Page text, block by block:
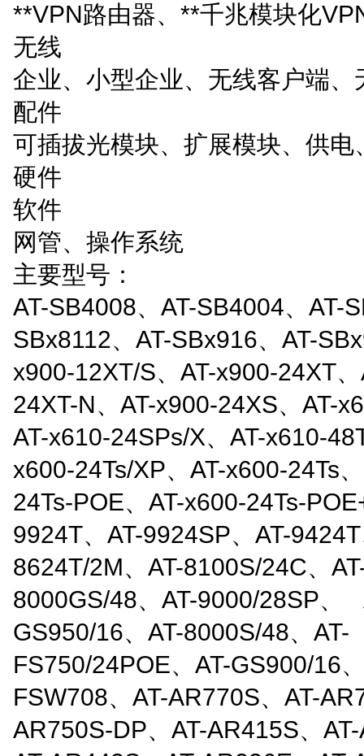
**VPN路由器、**千兆模块化
无线
企业、小型企业、无线客户端、
配件
可插拔光模块、扩展模块、供电
硬件
软件
网管、操作系统
主要型号：
AT-SB4008、AT-SB4004、AT-
SBx8112、AT-SBx916、AT-
x900-12XT/S、AT-x900-24XT
24XT-N、AT-x900-24XS、AT-
AT-x610-24SPs/X、AT-x610-
x600-24Ts/XP、AT-x600-24Ts
24Ts-POE、AT-x600-24Ts-
9924T、AT-9924SP、AT-
8624T/2M、AT-8100S/24C、
8000GS/48、AT-9000/28SP、
GS950/16、AT-8000S/48、AT-
FS750/24POE、AT-GS900/16
FSW708、AT-AR770S、AT-
AR750S-DP、AT-AR415S、